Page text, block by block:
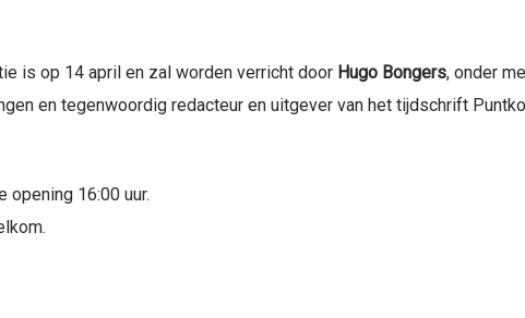
is op 14 april en zal worden verricht door Hugo Bongers, onder
en tegenwoordig redacteur en uitgever van het tijdschrift
opening 16:00 uur.